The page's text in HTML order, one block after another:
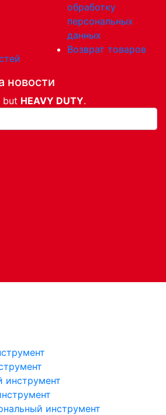
обработку
персональных
данных
Возврат товаров
новости
but HEAVY DUTY.
инструмент
инструмент